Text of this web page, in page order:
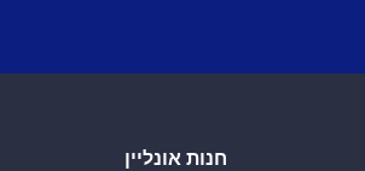
חנות אונליין